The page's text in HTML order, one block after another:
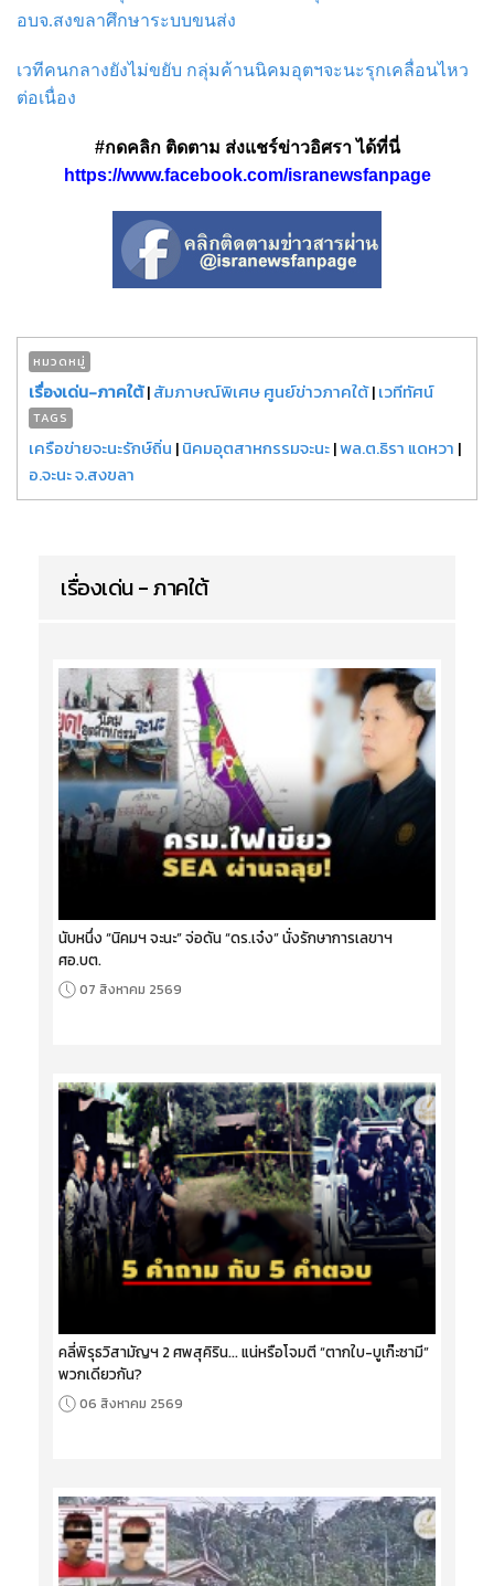
อบจ.สงขลาศึกษาระบบขนส่ง
เวทีคนกลางยังไม่ขยับ กลุ่มค้านนิคมอุตฯจะนะรุกเคลื่อนไหว
ต่อเนื่อง
#กดคลิก ติดตาม ส่งแชร์ข่าวอิศรา ได้ที่นี่
https://www.facebook.com/isranewsfanpage
หมวดหมู่
เรื่องเด่น-ภาคใต้|สัมภาษณ์พิเศษ ศูนย์ข่าวภาคใต้|เวทีทัศน์
TAGS
เครือข่ายจะนะรักษ์ถิ่น |นิคมอุตสาหกรรมจะนะ|พล.ต.ธิรา แดหวา |
อ.จะนะ จ.สงขลา
เรื่องเด่น - ภาคใต้
นับหนึ่ง “นิคมฯ จะนะ” จ่อดัน “ดร.เจ๋ง” นั่งรักษาการเลขาฯ
ศอ.บต.
07 สิงหาคม 2569
คลี่พิรุธวิสามัญฯ 2 ศพสุคิริน... แน่หรือโจมตี “ตากใบ-บูเก๊ะซามี”
พวกเดียวกัน?
06 สิงหาคม 2569